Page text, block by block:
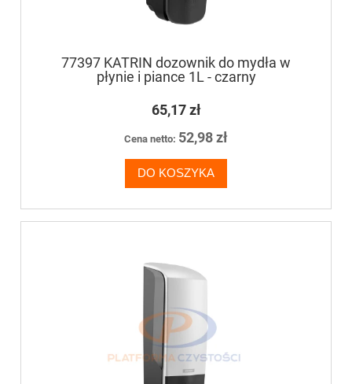
77397 KATRIN dozownik do mydła w
płynie i piance 1L - czarny
65,17 zł
Cena netto: 52,98 zł
DO KOSZYKA